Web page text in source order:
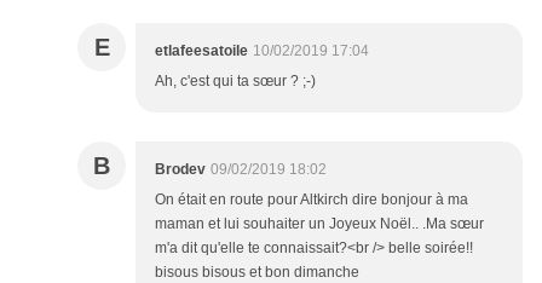
E etlafeesatoile 10/02/2019 17:04
Ah, c'est qui ta sœur ? ;-)
B Brodev 09/02/2019 18:02
On était en route pour Altkirch dire bonjour à ma
maman et lui souhaiter un Joyeux Noël.. .Ma sœur
m'a dit qu'elle te connaissait?<br /> belle soirée!!
bisous bisous et bon dimanche